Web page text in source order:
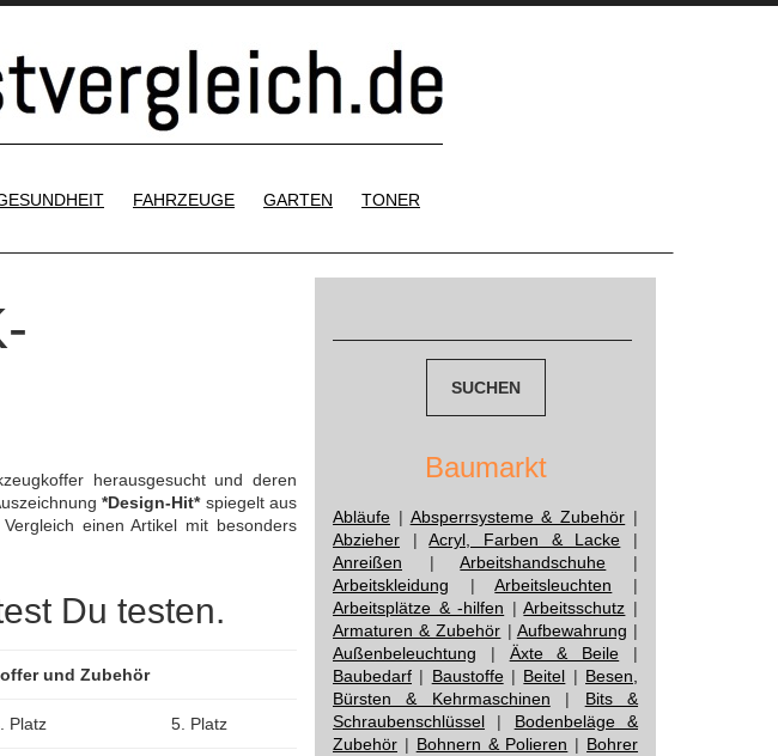
FAHRZEUGE GARTEN TONER
herausgesucht und deren
*Design-Hit*spiegelt aus
einen Artikel mit besonders
Du testen.
und Zubehör
Platz 5. Platz
Baumarkt
Abläufe | Absperrsysteme & Zubehör |
Abzieher |Acryl, Farben & Lacke |
Anreißen |Arbeitshandschuhe |
Arbeitskleidung |Arbeitsleuchten |
Arbeitsplätze & -hilfen |Arbeitsschutz |
Armaturen & Zubehör | Aufbewahrung |
Außenbeleuchtung | Äxte & Beile |
Baubedarf | Baustoffe| Beitel | Besen,
Bürsten & Kehrmaschinen | Bits &
Schraubenschlüssel | Bodenbeläge &
Zubehör | Bohnern & Polieren | Bohrer